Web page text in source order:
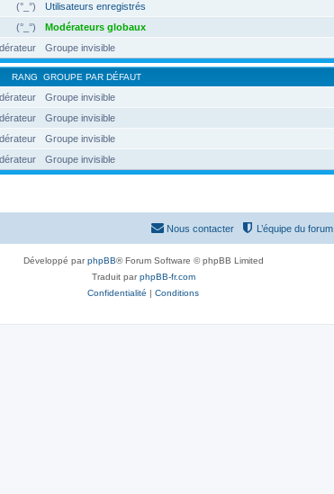
(°_°) Utilisateurs enregistrés
(°_°)
Modérateurs globaux
Groupe invisible
RANG GROUPE PAR DÉFAUT
Groupe invisible
Groupe invisible
Groupe invisible
Groupe invisible
L’équipe du forum
Nous contacter
Développé parphpBB® Forum Software © phpBB Limited
Traduit parphpBB-fr.com
Confidentialité | Conditions